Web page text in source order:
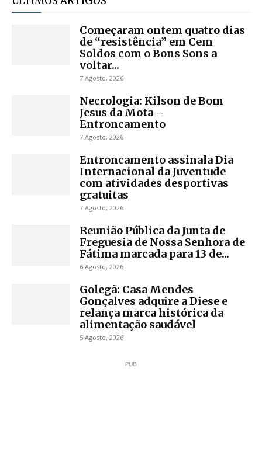
Começaram ontem quatro dias
de “resistência” em Cem
Soldos com o Bons Sons a
voltar...
7 Agosto, 2026
Necrologia: Kilson de Bom
Jesus da Mota –
Entroncamento
7 Agosto, 2026
Entroncamento assinala Dia
Internacional da Juventude
com atividades desportivas
gratuitas
7 Agosto, 2026
Reunião Pública da Junta de
Freguesia de Nossa Senhora de
Fátima marcada para 13 de...
6 Agosto, 2026
Golegã: Casa Mendes
Gonçalves adquire a Diese e
relança marca histórica da
alimentação saudável
5 Agosto, 2026
PUB